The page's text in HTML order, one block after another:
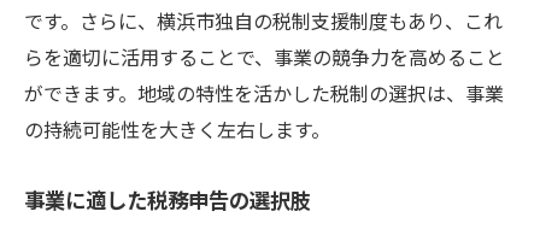
です。さらに、横浜市独自の税制支援制度もあり、これ
らを適切に活用することで、事業の競争力を高めること
ができます。地域の特性を活かした税制の選択は、事業
の持続可能性を大きく左右します。
事業に適した税務申告の選択肢